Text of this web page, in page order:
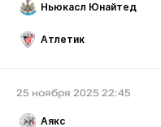
Ньюкасл Юнайтед
Атлетик
25 ноября 2025 22:45
Аякс